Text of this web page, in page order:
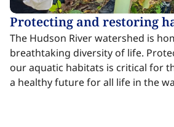
Protecting and restoring habitats​​​​‌
The Hudson River watershed is
breathtaking diversity of life.
our aquatic habitats is critical for
a healthy future for all life in the watershed